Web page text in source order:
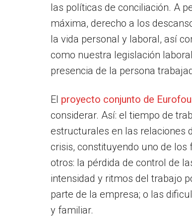
las políticas de conciliación. A
máxima, derecho a los
la vida personal y laboral, así
como nuestra legislación
presencia de la persona
El proyecto conjunto de
considerar. Así: el tiempo de
estructurales en las relaciones
crisis, constituyendo uno de
otros: la pérdida de control de
intensidad y ritmos del trabajo
parte de la empresa; o las
y familiar.